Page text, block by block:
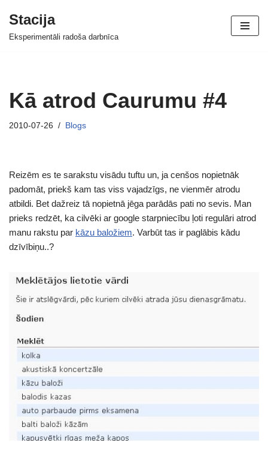
Skip
Stacija
Eksperimentāli radoša darbnīca
Kā atrod Caurumu #4
2010-07-26 Blogs
Reizēm es te sarakstu visādu tuftu un, ja cenšos nopietnāk
padomāt, priekš kam tas viss vajadzīgs, ne vienmēr atrodu
atbildi. Bet dažreiz tā nopietnā jēga parādās pati no sevis. Man
prieks redzēt, ka cilvēki ar google starpniecību ļoti regulāri atrod
manu rakstu par kāzu baložiem. Varbūt tas ir paglābis kādu
dzīvībiņu..?